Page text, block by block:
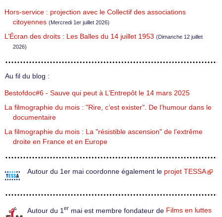
Hors-service : projection avec le Collectif des associations
citoyennes (Mercredi 1er juillet 2026)
L’Écran des droits : Les Balles du 14 juillet 1953 (Dimanche 12 juillet
2026)
Au fil du blog :
Bestofdoc#6 - Sauve qui peut à L’Entrepôt le 14 mars 2025
La filmographie du mois : "Rire, c’est exister". De l’humour dans le
documentaire
La filmographie du mois : La "résistible ascension" de l’extrême
droite en France et en Europe
Autour du 1er mai coordonne également le projet TESSA
Autour du 1 er mai est membre fondateur de Films en luttes